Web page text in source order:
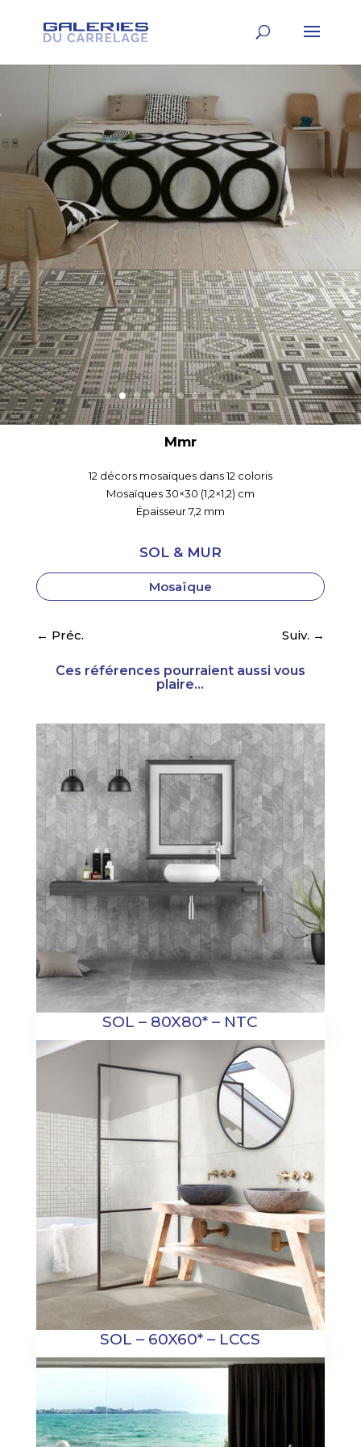
Mmr
12 décors mosaïques dans 12 coloris
Mosaïques 30×30 (1,2×1,2) cm
Épaisseur 7,2 mm
SOL & MUR
Mosaïque
← Préc. Suiv. →
Ces références pourraient aussi vous
plaire...
SOL – 80X80* – NTC
SOL – 60X60* – LCCS